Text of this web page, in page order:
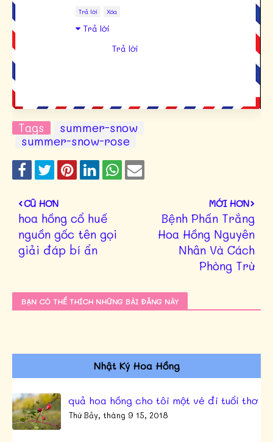
Trả lời Xóa
Trả lời
Trả lời
Tags
summer-snow
summer-snow-rose
MỚI HƠN
Bệnh Phấn Trắng
Hoa Hồng Nguyên
Nhân Và Cách
Phòng Trừ
CŨ HƠN
hoa hồng cổ huế
nguồn gốc tên gọi
giải đáp bí ẩn
BẠN CÓ THỂ THÍCH NHỮNG BÀI ĐĂNG NÀY
Nhật Ký Hoa Hồng
quả hoa hồng cho tôi một vé đi tuổi thơ
Thứ Bảy, tháng 9 15, 2018